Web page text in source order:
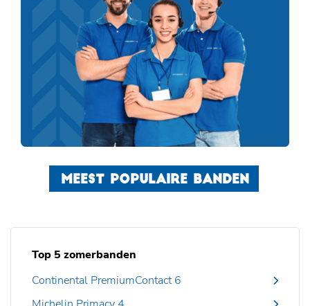
MEEST POPULAIRE BANDEN
Top 5 zomerbanden
Continental PremiumContact 6